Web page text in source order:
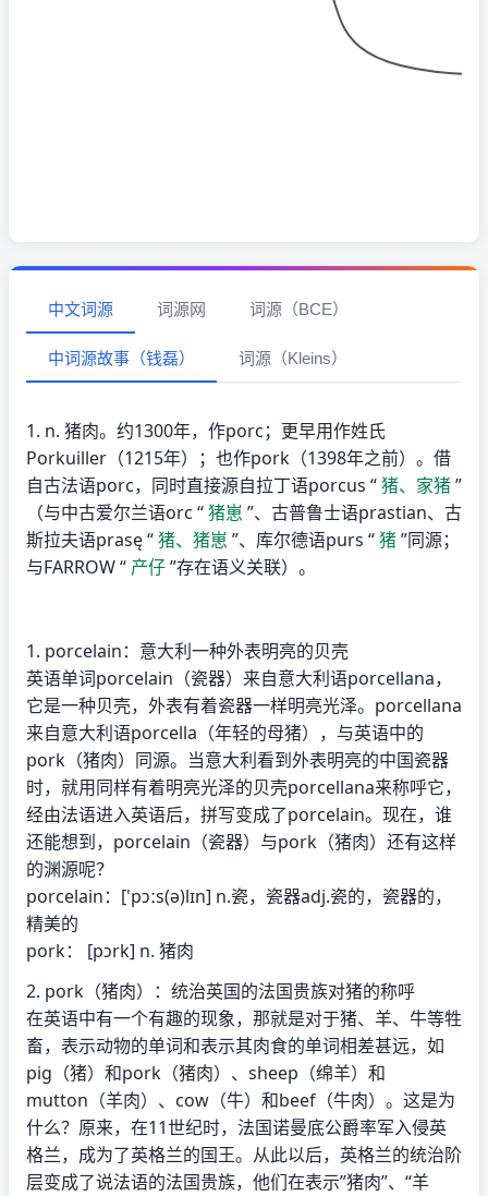
中文词源 词源网 词源（BCE）
中词源故事（钱磊） 词源（Kleins）
1. n. 猪肉。约1300年，作porc；更早用作姓氏
Porkuiller（1215年）；也作pork（1398年之前）。借
自古法语porc，同时直接源自拉丁语porcus “猪、家猪”
（与中古爱尔兰语orc “猪崽 ”、古普鲁士语prastian、古
斯拉夫语prasę “猪、猪崽 ”、库尔德语purs “猪”同源；
与FARROW “ 产仔”存在语义关联）。
1. porcelain：意大利一种外表明亮的贝壳
英语单词porcelain（瓷器）来自意大利语porcellana，
它是一种贝壳，外表有着瓷器一样明亮光泽。porcellana
来自意大利语porcella（年轻的母猪），与英语中的
pork（猪肉）同源。当意大利看到外表明亮的中国瓷器
时，就用同样有着明亮光泽的贝壳porcellana来称呼它，
经由法语进入英语后，拼写变成了porcelain。现在，谁
还能想到，porcelain（瓷器）与pork（猪肉）还有这样
的渊源呢？
porcelain：['pɔːs(ə)lɪn] n.瓷，瓷器adj.瓷的，瓷器的，
精美的
pork： [pɔrk] n. 猪肉
2. pork（猪肉）：统治英国的法国贵族对猪的称呼
在英语中有一个有趣的现象，那就是对于猪、羊、牛等牲
畜，表示动物的单词和表示其肉食的单词相差甚远，如
pig（猪）和pork（猪肉）、sheep（绵羊）和
mutton（羊肉）、cow（牛）和beef（牛肉）。这是为
什么？原来，在11世纪时，法国诺曼底公爵率军入侵英
格兰，成为了英格兰的国王。从此以后，英格兰的统治阶
层变成了说法语的法国贵族，他们在表示”猪肉”、“羊